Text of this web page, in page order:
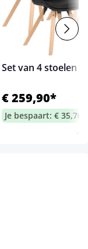
Set van 4 stoelen
€ 259,90*
Je bespaart: € 35,70